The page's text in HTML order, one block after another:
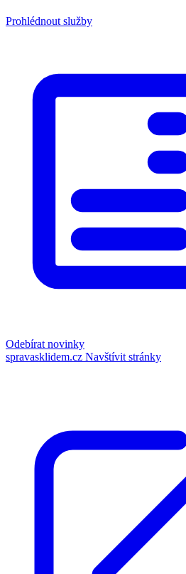
Prohlédnout služby
Odebírat novinky
spravasklidem.cz Navštívit stránky